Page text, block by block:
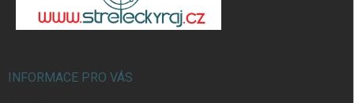
INFORMACE PRO VÁS